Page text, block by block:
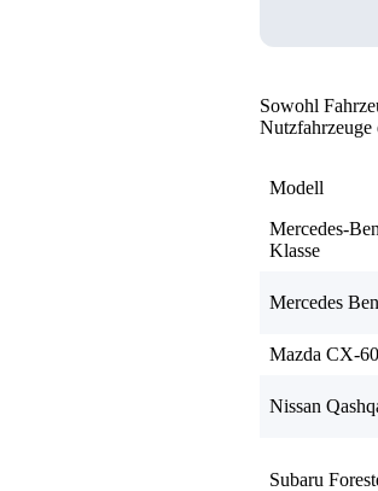
Sowohl
Modell
Mercedes-
Klasse
Mercedes
Mazda CX-60
Nissan
Subaru